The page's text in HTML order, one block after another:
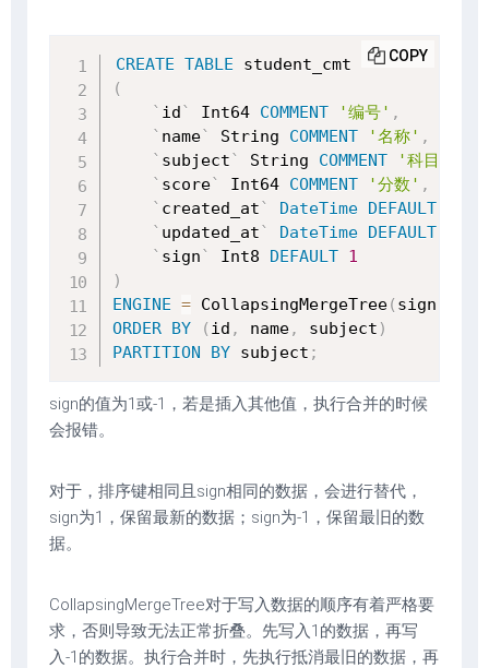
CREATE TABLE
(
` id` Int64 COMMENT '编号' ,
` name` String COMMENT '名称' ,
` subject` String COMMENT '科目'
` score` Int64 COMMENT '分数' ,
` created_at` DateTime DEFAULT
` updated_at` DateTime DEFAULT
` sign` Int8 DEFAULT 1
)
ENGINE = CollapsingMergeTree( sign
ORDER BY ( id , name, subject )
PARTITION
BY subject ;
COPY
sign的值为1或-1，若是插入其他值，执行合并的时候
会报错。
对于，排序键相同且sign相同的数据，会进行替代，
sign为1，保留最新的数据；sign为-1，保留最旧的数
据。
CollapsingMergeTree对于写入数据的顺序有着严格要
求，否则导致无法正常折叠。先写入1的数据，再写
入-1的数据。执行合并时，先执行抵消最旧的数据，再